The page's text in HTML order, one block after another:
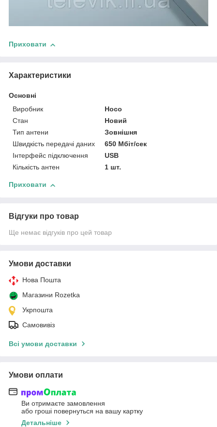
Приховати
Характеристики
Основні
Виробник
Hoco
Стан
Новий
Тип антени
Зовнішня
Швидкість передачі даних
650 Мбіт/сек
Інтерфейс підключення
USB
Кількість антен
1 шт.
Приховати
Відгуки про товар
Ще немає відгуків про цей товар
Умови доставки
Нова Пошта
Магазини Rozetka
Укрпошта
Самовивіз
Всі умови доставки
Умови оплати
Ви отримаєте замовлення
або гроші повернуться на вашу картку
Детальніше